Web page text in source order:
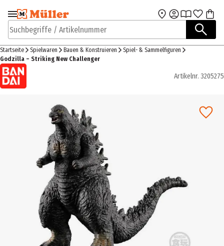
Zur Navigation
springen
Zum Hauptinhalt
Suchbegriffe / Artikelnummer
Startseite Spielwaren Bauen & Konstruieren
Spiel- & Sammelfiguren
Godzilla – Striking New Challenger
Artikelnr. 3205275